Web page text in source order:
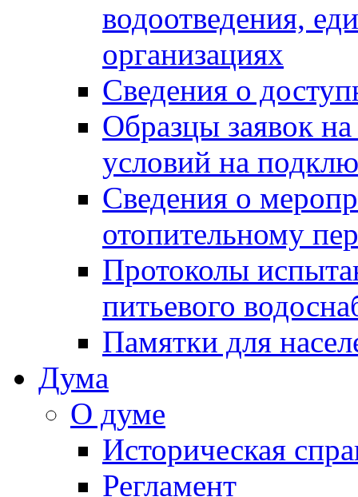
водоотведения,
организациях
Сведения о
Образцы заявок
условий на
Сведения о
отопительному
Протоколы
питьевого
Памятки для
Дума
О думе
Историческая
Регламент